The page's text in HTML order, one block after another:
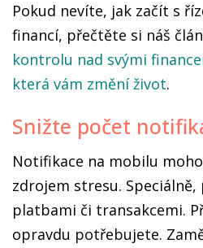
Pokud nevíte, jak začít s
financí, přečtěte si náš
kontrolu nad svými
která vám změní život.
Snižte počet
Notifikace na mobilu
zdrojem stresu. Speciálně,
platbami či transakcemi.
opravdu potřebujete.